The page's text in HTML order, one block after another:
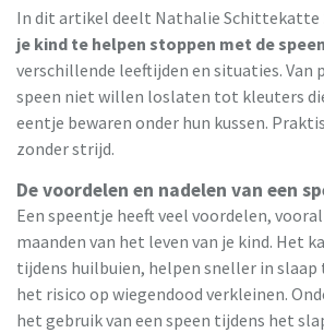
In dit artikel deelt Nathalie Schittekatte
je kind te helpen stoppen met de
verschillende leeftijden en situaties. Van
speen niet willen loslaten tot kleuters
eentje bewaren onder hun kussen.
zonder strijd.
De voordelen en nadelen van een
Een speentje heeft veel voordelen,
maanden van het leven van je kind. Het
tijdens huilbuien, helpen sneller in slaap
het risico op wiegendood verkleinen.
het gebruik van een speen tijdens het